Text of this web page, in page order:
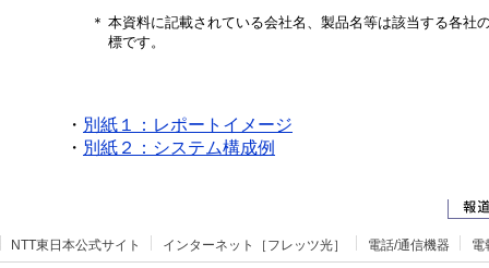
＊ 本資料に記載されている会社名、製品名等は該当する各社
標です。
・ 別紙１：レポートイメージ
・ 別紙２：システム構成例
NTT東日本公式サイト インターネット［フレッツ光］ 電話/通信機器 電